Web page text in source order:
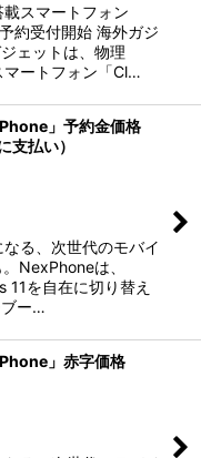
スマートフォン
約受付開始 海外ガジ
ェットは、物理
マートフォン「Cl…
」予約金価格
支払い）
る、次世代のモバイ
NexPhoneは、
を自在に切り替え
ブー…
」赤字価格